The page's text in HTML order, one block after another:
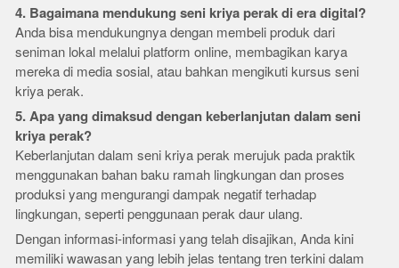
4. Bagaimana mendukung seni kriya perak di era digital?
Anda bisa mendukungnya dengan membeli produk dari
seniman lokal melalui platform online, membagikan karya
mereka di media sosial, atau bahkan mengikuti kursus seni
kriya perak.
5. Apa yang dimaksud dengan keberlanjutan dalam seni
kriya perak?
Keberlanjutan dalam seni kriya perak merujuk pada praktik
menggunakan bahan baku ramah lingkungan dan proses
produksi yang mengurangi dampak negatif terhadap
lingkungan, seperti penggunaan perak daur ulang.
Dengan informasi-informasi yang telah disajikan, Anda kini
memiliki wawasan yang lebih jelas tentang tren terkini dalam